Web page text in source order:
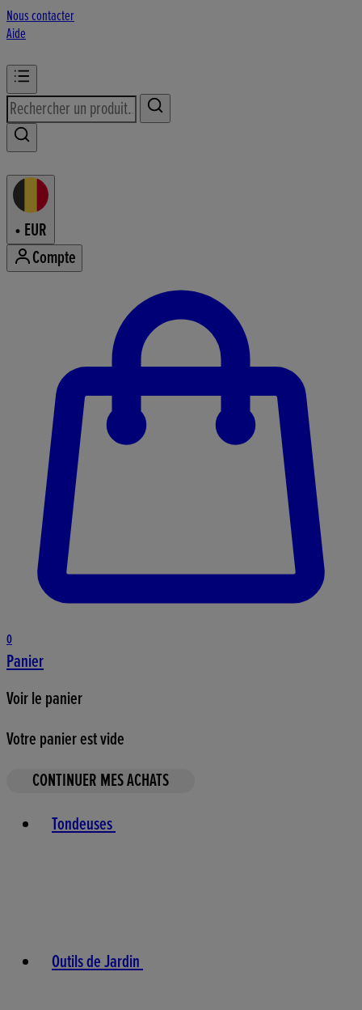
Nous contacter
Aide
• EUR
Compte
0
Panier
Voir le panier
Votre panier est vide
CONTINUER MES ACHATS
Tondeuses
Outils de Jardin